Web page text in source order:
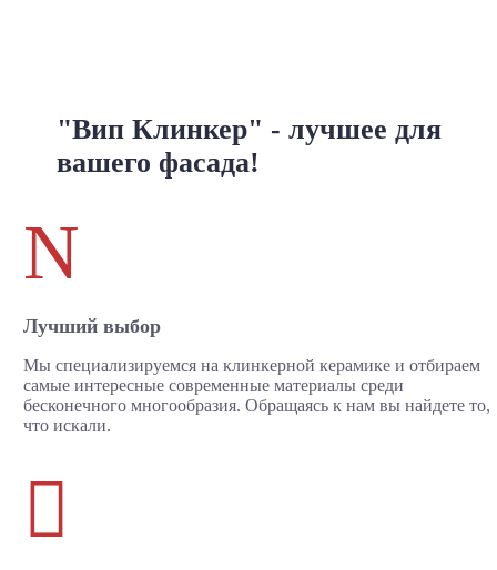
"Вип Клинкер" - лучшее для
вашего фасада!
N
Лучший выбор
Мы специализируемся на клинкерной керамике и отбираем
самые интересные современные материалы среди
бесконечного многообразия. Обращаясь к нам вы найдете то,
что искали.
